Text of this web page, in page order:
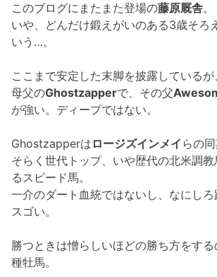
このブログにまたまた登場の藤原厩舎。
いや、どんだけ鍛えがいのある3歳そろ
いう…。
ここまで安定した末脚を披露している
母父のGhostzapperで、その父
が強い。ディープではない。
Ghostzapperは ロージズインメイ らの
そらく世代トップ、いや歴代の北米調
るスピード馬。
一介のダート血統ではないし、なにし
スゴい。
勝つときは憎らしいほどの勝ち方をす
種牡馬。